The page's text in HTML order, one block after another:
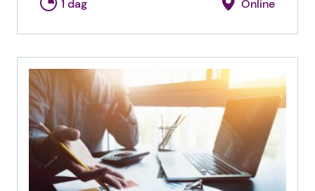
1 dag Online